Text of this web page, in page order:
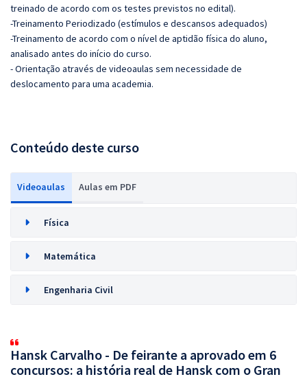
treinado de acordo com os testes previstos no edital).
-Treinamento Periodizado (estímulos e descansos adequados)
-Treinamento de acordo com o nível de aptidão física do aluno,
analisado antes do início do curso.
- Orientação através de videoaulas sem necessidade de
deslocamento para uma academia.
Conteúdo deste curso
Videoaulas Aulas em PDF
Física
Matemática
Engenharia Civil
Hansk Carvalho - De feirante a aprovado em 6
concursos: a história real de Hansk com o Gran